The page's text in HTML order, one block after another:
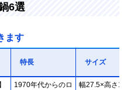
6選
ます
特長 サイズ
1970年代からのロ
幅27.5×高さ